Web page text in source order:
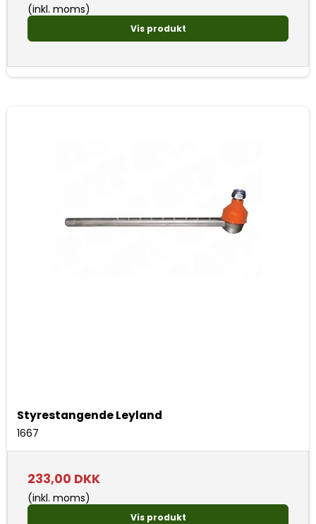
(inkl. moms)
Vis produkt
Styrestangende Leyland
1667
233,00 DKK
(inkl. moms)
Vis produkt